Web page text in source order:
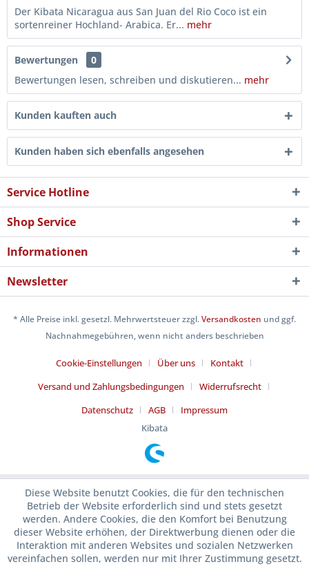
Der Kibata Nicaragua aus San Juan del Rio Coco ist ein
sortenreiner Hochland- Arabica. Er... mehr
Bewertungen
0
Bewertungen lesen, schreiben und diskutieren... mehr
Kunden kauften auch
Kunden haben sich ebenfalls angesehen
Service Hotline
Shop Service
Informationen
Newsletter
* Alle Preise inkl. gesetzl. Mehrwertsteuer zzgl.Versandkosten und ggf.
Nachnahmegebühren, wenn nicht anders beschrieben
Cookie-Einstellungen Über uns
Kontakt
Versand und Zahlungsbedingungen
Widerrufsrecht
Datenschutz
AGB
Impressum
Kibata
Diese Website benutzt Cookies, die für den technischen
Betrieb der Website erforderlich sind und stets gesetzt
werden. Andere Cookies, die den Komfort bei Benutzung
dieser Website erhöhen, der Direktwerbung dienen oder die
Interaktion mit anderen Websites und sozialen Netzwerken
vereinfachen sollen, werden nur mit Ihrer Zustimmung gesetzt.